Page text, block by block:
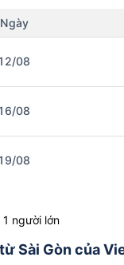
Ngày
08
08
08
người lớn
Sài Gòn của